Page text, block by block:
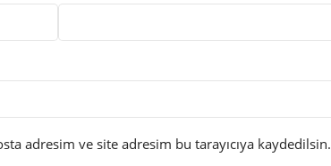
adresim ve site adresim bu tarayıcıya kaydedilsin.